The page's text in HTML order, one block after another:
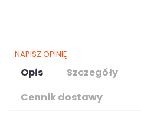
NAPISZ OPINIĘ
Opis Szczegóły
Cennik dostawy